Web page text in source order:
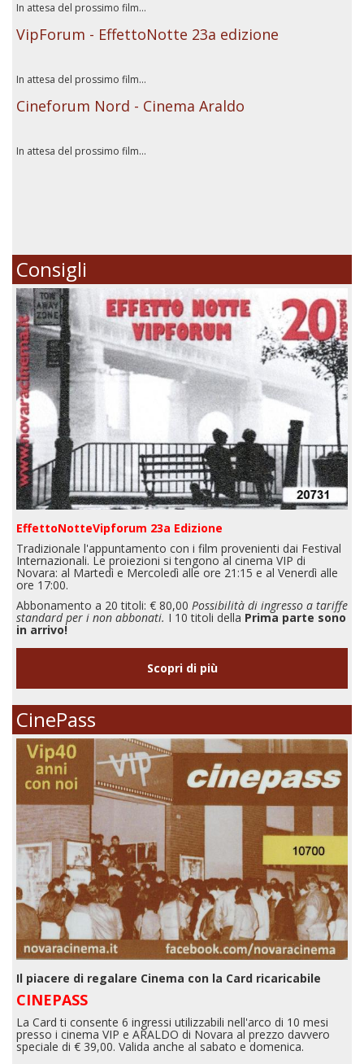
In attesa del prossimo film...
VipForum - EffettoNotte 23a edizione
In attesa del prossimo film...
Cineforum Nord - Cinema Araldo
In attesa del prossimo film...
Consigli
EffettoNotteVipforum 23a Edizione
Tradizionale l'appuntamento con i film provenienti dai Festival
Internazionali. Le proiezioni si tengono al cinema VIP di
Novara: al Martedì e Mercoledì alle ore 21:15 e al Venerdì alle
ore 17:00.
Abbonamento a 20 titoli: € 80,00 Possibilità di ingresso a tariffe
standard per i non abbonati. I 10 titoli della Prima parte sono
in arrivo!
Scopri di più
CinePass
Il piacere di regalare Cinema con la Card ricaricabile
CINEPASS
La Card ti consente 6 ingressi utilizzabili nell'arco di 10 mesi
presso i cinema VIP e ARALDO di Novara al prezzo davvero
speciale di € 39,00. Valida anche al sabato e domenica.